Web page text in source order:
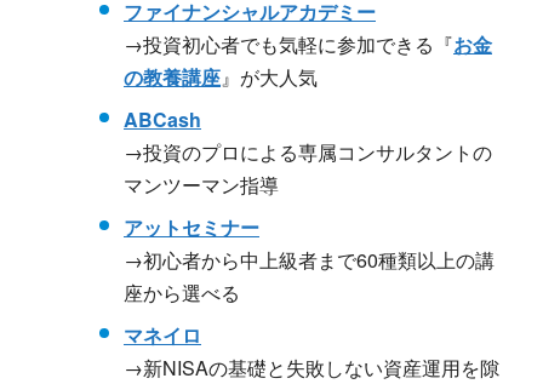
ファイナンシャルアカデミー
→投資初心者でも気軽に参加できる『お金
の教養講座』が大人気
ABCash
→投資のプロによる専属コンサルタントの
マンツーマン指導
アットセミナー
→初心者から中上級者まで60種類以上の講
座から選べる
マネイロ
→新NISAの基礎と失敗しない資産運用を隙